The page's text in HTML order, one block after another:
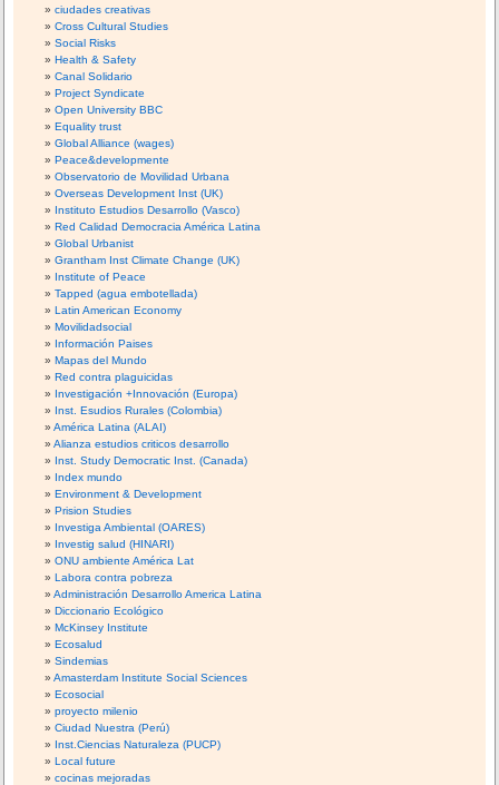
ciudades creativas
Cross Cultural Studies
Social Risks
Health & Safety
Canal Solidario
Project Syndicate
Open University BBC
Equality trust
Global Alliance (wages)
Peace&developmente
Observatorio de Movilidad Urbana
Overseas Development Inst (UK)
Instituto Estudios Desarrollo (Vasco)
Red Calidad Democracia América Latina
Global Urbanist
Grantham Inst Climate Change (UK)
Institute of Peace
Tapped (agua embotellada)
Latin American Economy
Movilidadsocial
Información Paises
Mapas del Mundo
Red contra plaguicidas
Investigación +Innovación (Europa)
Inst. Esudios Rurales (Colombia)
América Latina (ALAI)
Alianza estudios criticos desarrollo
Inst. Study Democratic Inst. (Canada)
Index mundo
Environment & Development
Prision Studies
Investiga Ambiental (OARES)
Investig salud (HINARI)
ONU ambiente América Lat
Labora contra pobreza
Administración Desarrollo America Latina
Diccionario Ecológico
McKinsey Institute
Ecosalud
Sindemias
Amasterdam Institute Social Sciences
Ecosocial
proyecto milenio
Ciudad Nuestra (Perú)
Inst.Ciencias Naturaleza (PUCP)
Local future
cocinas mejoradas